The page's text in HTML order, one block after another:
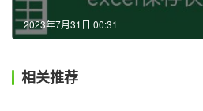
2023年7月31日 00:31
相关推荐